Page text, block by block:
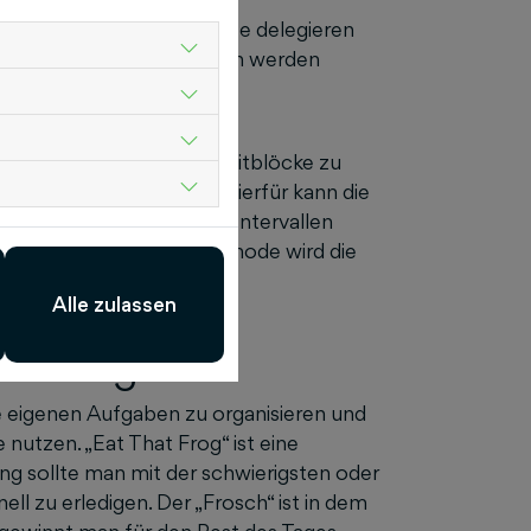
an andere Leute delegieren
deshalb verworfen werden
Technik
ist sich den Tag in Zeitblöcke zu
spezifischen Aufgabe. Hierfür kann die
kurzen, konzentrierten Intervallen
Durch diese Methode wird die
eine verdiente
Frog
Aufgaben zu organisieren und
„Eat That Frog“ ist eine
sollte man mit der schwierigsten oder
zu erledigen. Der „Frosch“ ist in dem
Alle zulassen